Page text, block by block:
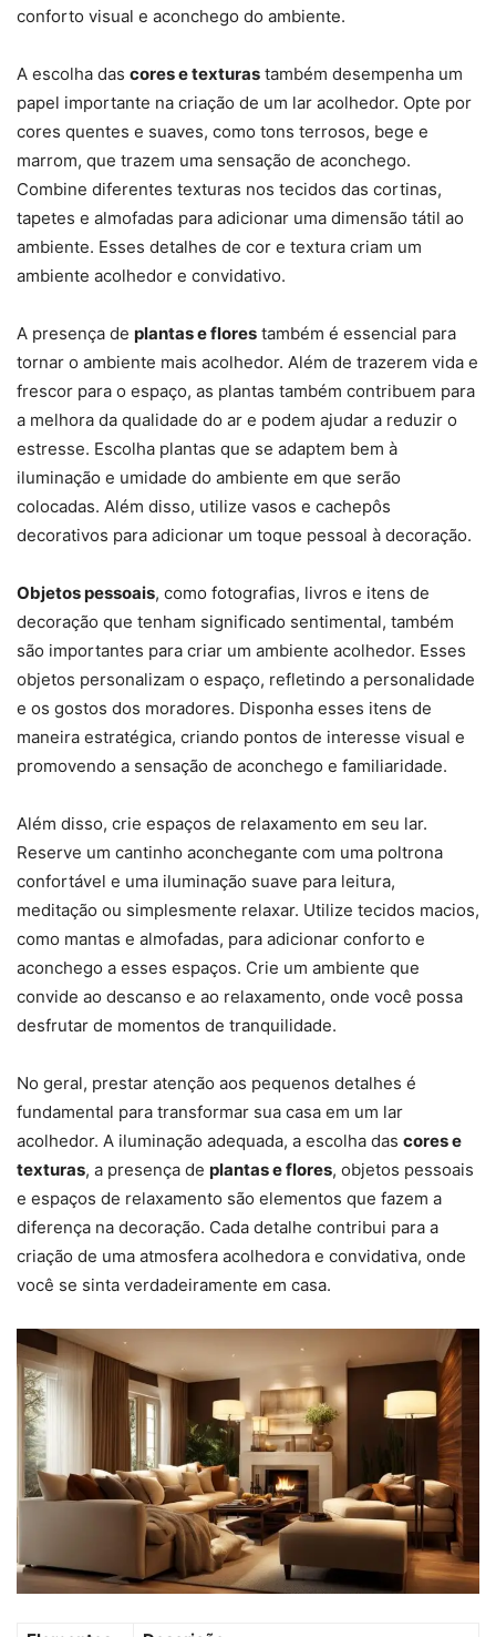
conforto visual e aconchego do ambiente.
A escolha das cores e texturas também desempenha um
papel importante na criação de um lar acolhedor. Opte por
cores quentes e suaves, como tons terrosos, bege e
marrom, que trazem uma sensação de aconchego.
Combine diferentes texturas nos tecidos das cortinas,
tapetes e almofadas para adicionar uma dimensão tátil ao
ambiente. Esses detalhes de cor e textura criam um
ambiente acolhedor e convidativo.
A presença de plantas e flores também é essencial para
tornar o ambiente mais acolhedor. Além de trazerem vida e
frescor para o espaço, as plantas também contribuem para
a melhora da qualidade do ar e podem ajudar a reduzir o
estresse. Escolha plantas que se adaptem bem à
iluminação e umidade do ambiente em que serão
colocadas. Além disso, utilize vasos e cachepôs
decorativos para adicionar um toque pessoal à decoração.
Objetos pessoais, como fotografias, livros e itens de
decoração que tenham significado sentimental, também
são importantes para criar um ambiente acolhedor. Esses
objetos personalizam o espaço, refletindo a personalidade
e os gostos dos moradores. Disponha esses itens de
maneira estratégica, criando pontos de interesse visual e
promovendo a sensação de aconchego e familiaridade.
Além disso, crie espaços de relaxamento em seu lar.
Reserve um cantinho aconchegante com uma poltrona
confortável e uma iluminação suave para leitura,
meditação ou simplesmente relaxar. Utilize tecidos macios,
como mantas e almofadas, para adicionar conforto e
aconchego a esses espaços. Crie um ambiente que
convide ao descanso e ao relaxamento, onde você possa
desfrutar de momentos de tranquilidade.
No geral, prestar atenção aos pequenos detalhes é
fundamental para transformar sua casa em um lar
acolhedor. A iluminação adequada, a escolha das cores e
texturas, a presença de plantas e flores, objetos pessoais
e espaços de relaxamento são elementos que fazem a
diferença na decoração. Cada detalhe contribui para a
criação de uma atmosfera acolhedora e convidativa, onde
você se sinta verdadeiramente em casa.